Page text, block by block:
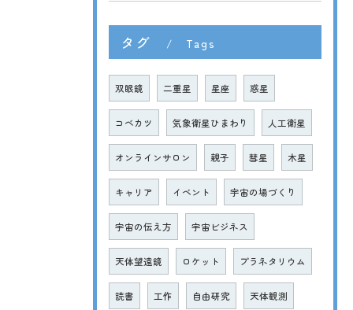
タグ Tags
双眼鏡 二重星 星座 惑星
コベカツ 気象衛星ひまわり 人工衛星
オンラインサロン 親子 彗星 木星
キャリア イベント 宇宙の場づくり
宇宙の伝え方 宇宙ビジネス
天体望遠鏡 ロケット プラネタリウム
読書 工作 自由研究 天体観測